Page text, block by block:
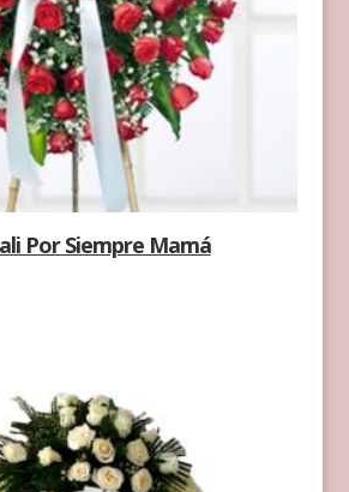
Por Siempre Mamá